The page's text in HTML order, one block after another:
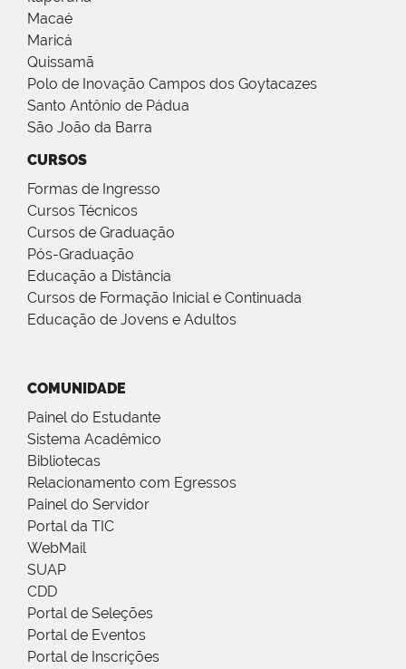
Macaé
Maricá
Quissamã
Polo de Inovação Campos dos Goytacazes
Santo Antônio de Pádua
São João da Barra
CURSOS
Formas de Ingresso
Cursos Técnicos
Cursos de Graduação
Pós-Graduação
Educação a Distância
Cursos de Formação Inicial e Continuada
Educação de Jovens e Adultos
COMUNIDADE
Painel do Estudante
Sistema Acadêmico
Bibliotecas
Relacionamento com Egressos
Painel do Servidor
Portal da TIC
WebMail
SUAP
CDD
Portal de Seleções
Portal de Eventos
Portal de Inscrições